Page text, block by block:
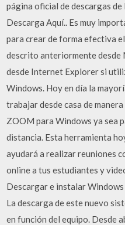
página oficial de descargas
Descarga Aquí.. Es muy
para crear de forma efectiva
descrito anteriormente desde
desde Internet Explorer si
Windows. Hoy en día la
trabajar desde casa de
ZOOM para Windows ya sea
distancia. Esta herramienta
ayudará a realizar reuniones
online a tus estudiantes y
Descargar e instalar
La descarga de este nuevo
en función del equipo. Desde